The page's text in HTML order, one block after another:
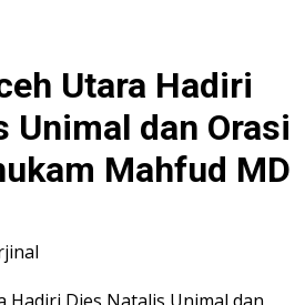
Utara Hadiri
Unimal dan Orasi
Mahfud MD